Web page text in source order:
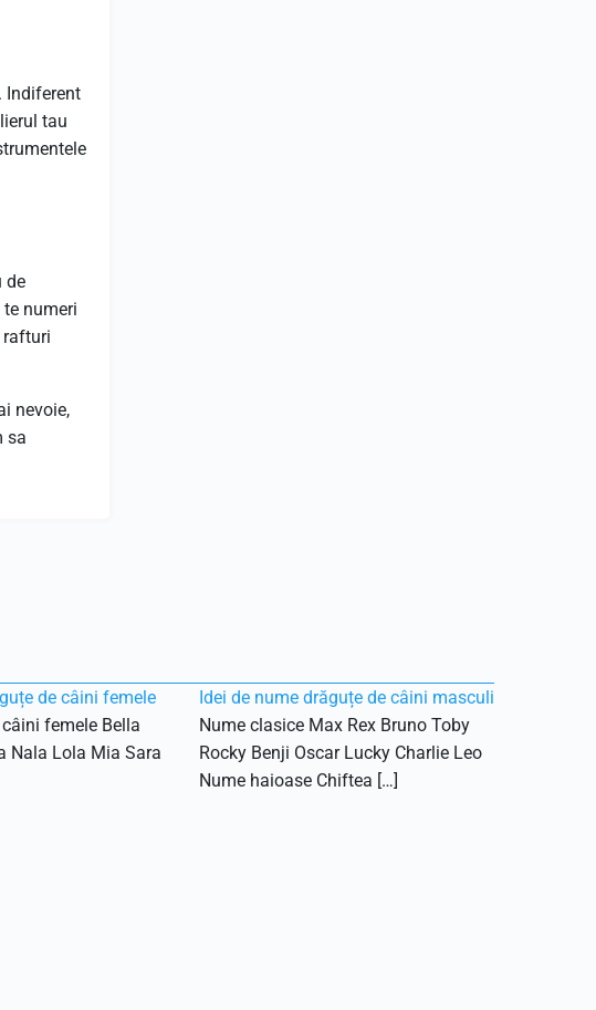
Indiferent
tau
de
numeri
rafturi
nevoie,
sa
de câini femele
femele Bella
Nala Lola Mia Sara
Idei de nume drăguțe de câini masculi
Nume clasice Max Rex Bruno Toby
Rocky Benji Oscar Lucky Charlie Leo
Nume haioase Chiftea […]